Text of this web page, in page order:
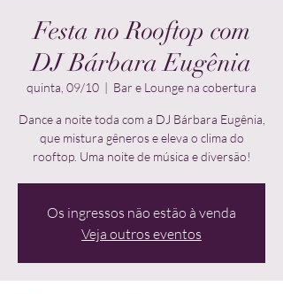
Festa no Rooftop com
DJ Bárbara Eugênia
quinta, 09/10
  |
Bar e Lounge na cobertura
Dance a noite toda com a DJ Bárbara Eugênia,
que mistura gêneros e eleva o clima do
rooftop. Uma noite de música e diversão!
Os ingressos não estão à venda
Veja outros eventos